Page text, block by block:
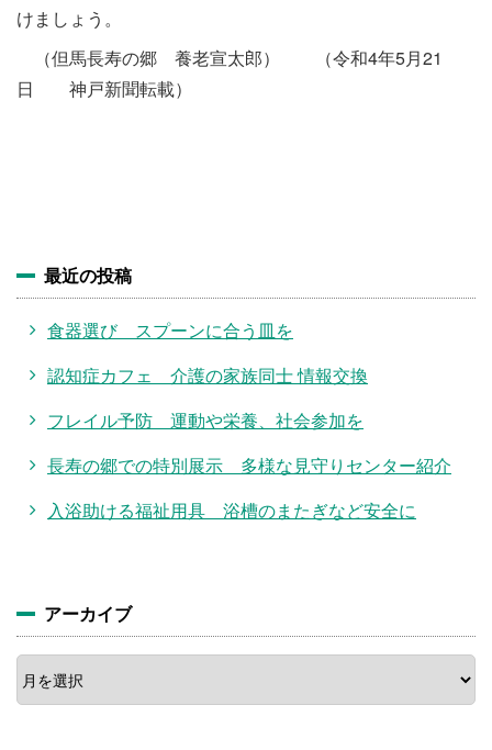
けましょう。
（但馬長寿の郷 養老宣太郎） （令和4年5月21
日 神戸新聞転載）
最近の投稿
食器選び スプーンに合う皿を
認知症カフェ 介護の家族同士 情報交換
フレイル予防 運動や栄養、社会参加を
長寿の郷での特別展示 多様な見守りセンター紹介
入浴助ける福祉用具 浴槽のまたぎなど安全に
アーカイブ